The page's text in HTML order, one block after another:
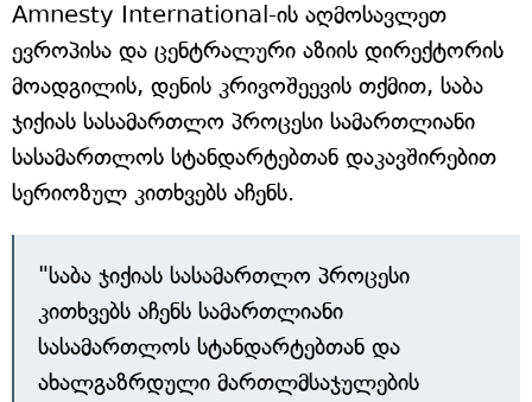
Amnesty International-ის აღმოსავლეთ
ევროპისა და ცენტრალური აზიის დირექტორის
მოადგილის, დენის კრივოშეევის თქმით, საბა
ჯიქიას სასამართლო პროცესი სამართლიანი
სასამართლოს სტანდარტებთან დაკავშირებით
სერიოზულ კითხვებს აჩენს.
"საბა ჯიქიას სასამართლო პროცესი
კითხვებს აჩენს სამართლიანი
სასამართლოს სტანდარტებთან და
ახალგაზრდული მართლმსაჯულების